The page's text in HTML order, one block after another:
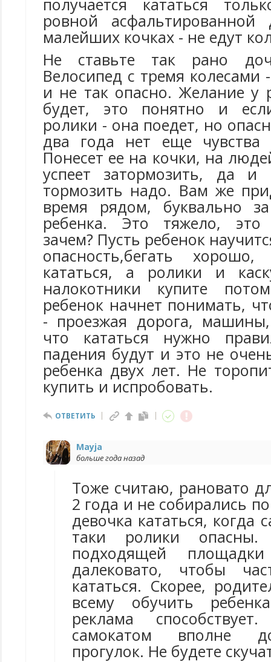
получается кататься
ровной
малейших кочках - не едут
Не ставьте так рано
Велосипед с тремя колесами
и не так опасно. Желание у
будет, это понятно и
ролики - она поедет, но
два года нет еще чувства
Понесет ее на кочки, на
успеет затормозить, да
тормозить надо. Вам же
время рядом, буквально
ребенка. Это тяжело,
зачем? Пусть ребенок
опасность,бегать
кататься, а ролики и
налокотники купите
ребенок начнет понимать,
- проезжая дорога,
что кататься нужно
падения будут и это не
ребенка двух лет. Не
купить и испробовать.
ОТВЕТИТЬ
Mayja
больше года назад
Тоже считаю, рановато
2 года и не собирались
девочка кататься, когда
таки ролики
подходящей
далековато, чтобы
кататься. Скорее,
всему обучить
реклама
самокатом вполне
прогулок. Не будете